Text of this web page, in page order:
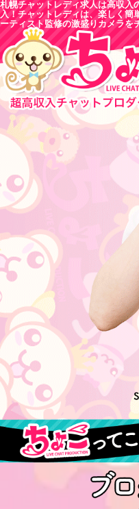
札幌チャットレディ求人は高収入
入！チャットレディは、楽しく簡
ーティスト監修の激盛りカメラを